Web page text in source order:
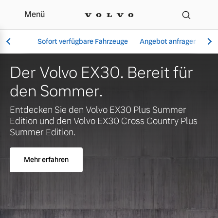
Ihr Volvo Händler in
Menü
Sofort verfügbare Fahrzeuge Angebot anfragen
Vollelektrisch
6 Modelle
Plug-in Hybrid
Geschäftskunden
Unser Team
Bereit für
EX30 Plus Summer
EX30 Cross Country Plus
Jetzt
XC60